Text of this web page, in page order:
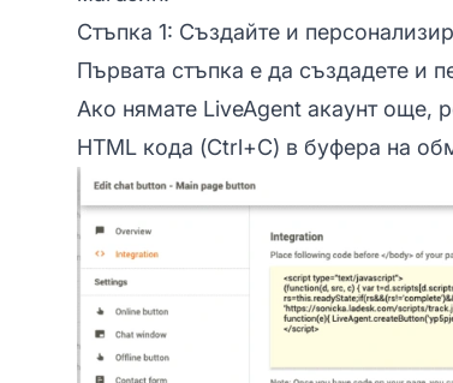
Стъпка 1: Създайте и
Първата стъпка е да създадете и
Ако нямате LiveAgent акаунт още,
HTML кода (Ctrl+C) в буфера на